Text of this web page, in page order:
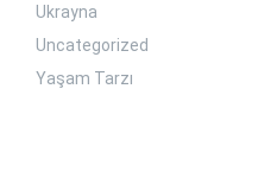
Ukrayna
Uncategorized
Yaşam Tarzı